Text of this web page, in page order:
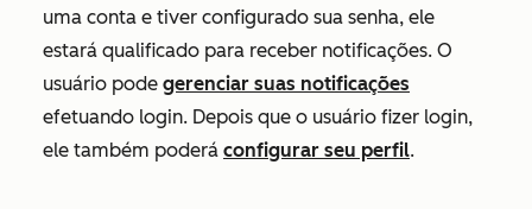
uma conta e tiver configurado sua senha, ele
estará qualificado para receber notificações. O
usuário pode gerenciar suas notificações
efetuando login. Depois que o usuário fizer login,
ele também poderá configurar seu perfil.